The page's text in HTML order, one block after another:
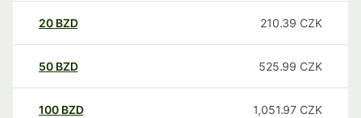
20 BZD 210.39 CZK
50 BZD 525.99 CZK
100 BZD 1,051.97 CZK